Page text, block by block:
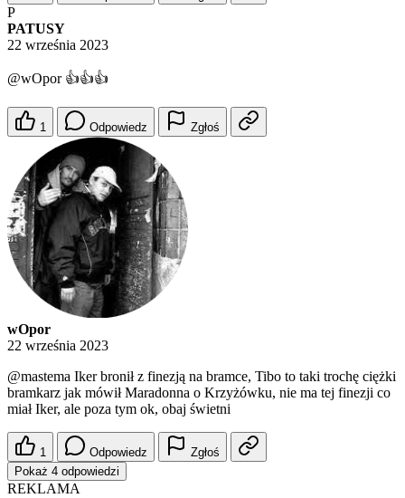
P
PATUSY
22 września 2023
@wOpor👍👍👍
1 Odpowiedz Zgłoś
wOpor
22 września 2023
@mastema Iker bronił z finezją na bramce, Tibo to taki trochę ciężki
bramkarz jak mówił Maradonna o Krzyżówku, nie ma tej finezji co
miał Iker, ale poza tym ok, obaj świetni
1 Odpowiedz
Zgłoś
Pokaż 4 odpowiedzi
REKLAMA